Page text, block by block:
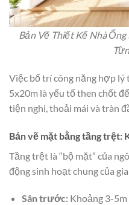
Bản Vẽ Thiết Kế Nhà
Việc bố trí công năng hợp
5x20m là yếu tố then chốt
tiện nghi, thoải mái và tràn
Bản vẽ mặt bằng tầng trệt:
Tầng trệt là “bộ mặt” của
động sinh hoạt chung của gia
Sân trước:Khoảng 3-5m